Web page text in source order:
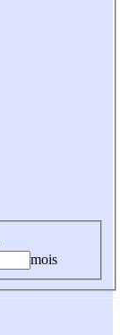
mois